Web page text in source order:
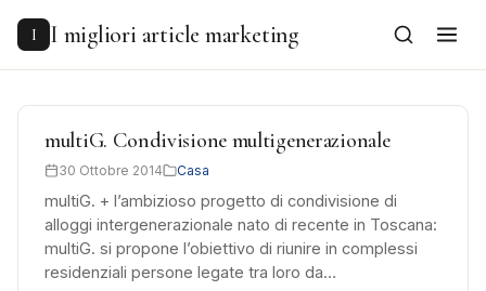
content
I I migliori article marketing
multiG. Condivisione multigenerazionale
30 Ottobre 2014 Casa
multiG. + l’ambizioso progetto di condivisione di
alloggi intergenerazionale nato di recente in Toscana:
multiG. si propone l’obiettivo di riunire in complessi
residenziali persone legate tra loro da…